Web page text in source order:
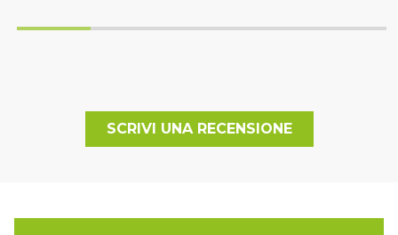
SCRIVI UNA RECENSIONE